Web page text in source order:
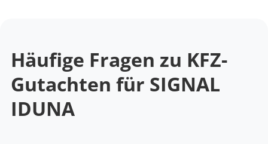
Häufige Fragen zu KFZ-
Gutachten für SIGNAL
IDUNA